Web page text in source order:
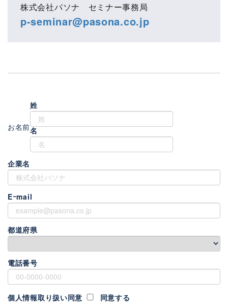
株式会社パソナ セミナー事務局
p-seminar@pasona.co.jp
お名前
姓
名
企業名
Eｰmail
都道府県
電話番号
個人情報取り扱い同意 同意する